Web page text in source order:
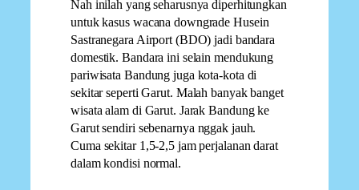
Nah inilah yang seharusnya diperhitungkan
untuk kasus wacana downgrade Husein
Sastranegara Airport (BDO) jadi bandara
domestik. Bandara ini selain mendukung
pariwisata Bandung juga kota-kota di
sekitar seperti Garut. Malah banyak banget
wisata alam di Garut. Jarak Bandung ke
Garut sendiri sebenarnya nggak jauh.
Cuma sekitar 1,5-2,5 jam perjalanan darat
dalam kondisi normal.